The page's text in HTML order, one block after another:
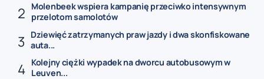
Molenbeek wspiera kampanię przeciwko intensywnym
przelotom samolotów
Dziewięć zatrzymanych praw jazdy i dwa skonfiskowane
auta...
Kolejny ciężki wypadek na dworcu autobusowym w
Leuven...